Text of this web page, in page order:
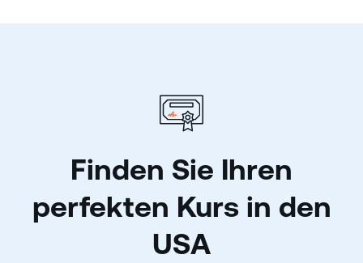
Finden Sie Ihren
perfekten Kursin den
USA